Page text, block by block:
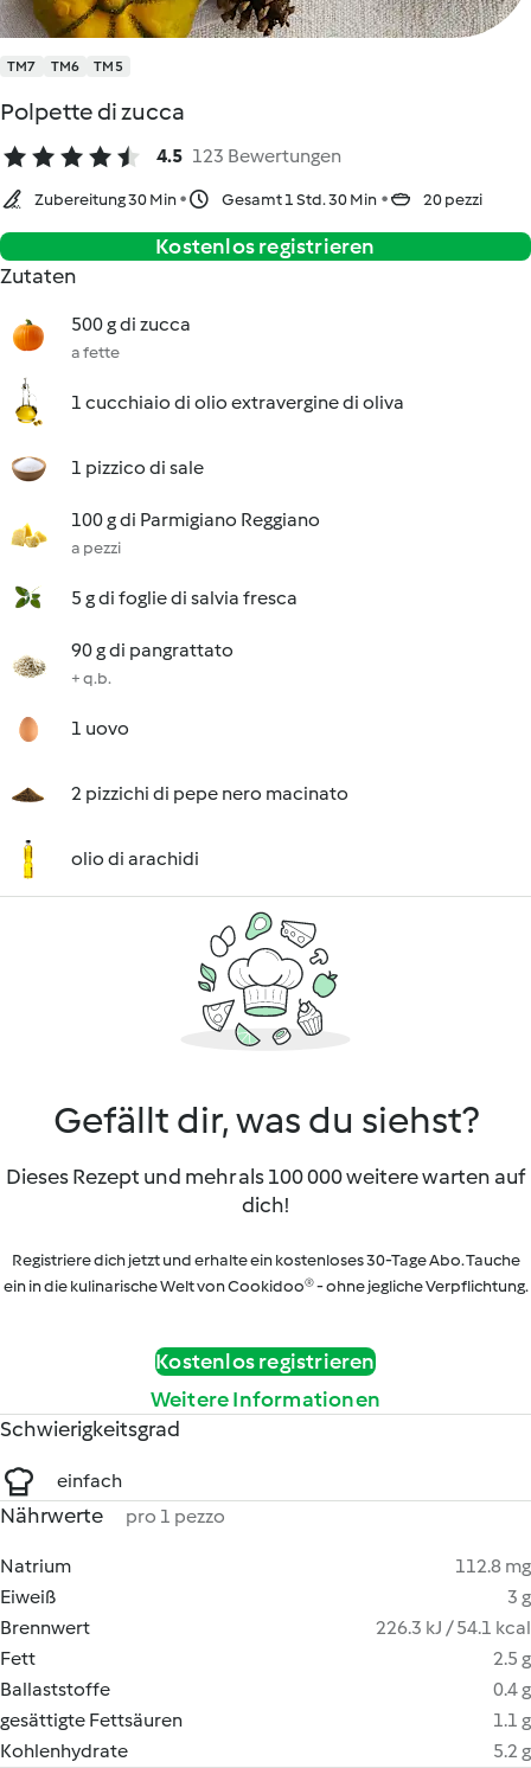
TM7 TM6 TM5
Polpette di zucca
4.5 123 Bewertungen
Zubereitung 30 Min Gesamt 1 Std. 30 Min 20 pezzi
Kostenlos registrieren
Zutaten
500 g di zucca
a fette
1 cucchiaio di olio extravergine di oliva
1 pizzico di sale
100 g di Parmigiano Reggiano
a pezzi
5 g di foglie di salvia fresca
90 g di pangrattato
+ q.b.
1 uovo
2 pizzichi di pepe nero macinato
olio di arachidi
Gefällt dir, was du siehst?
Dieses Rezept und mehr als 100 000 weitere warten auf
dich!
Registriere dich jetzt und erhalte ein kostenloses 30-Tage Abo. Tauche
ein in die kulinarische Welt von Cookidoo® - ohne jegliche Verpflichtung.
Kostenlos registrieren
Weitere Informationen
Schwierigkeitsgrad
einfach
Nährwerte pro 1 pezzo
Natrium
112.8 mg
Eiweiß
3 g
Brennwert
226.3 kJ / 54.1 kcal
Fett
2.5 g
Ballaststoffe
0.4 g
gesättigte Fettsäuren
1.1 g
Kohlenhydrate
5.2 g